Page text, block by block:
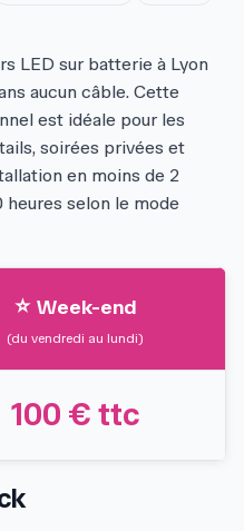
LED sur batterie à Lyon
aucun câble. Cette
est idéale pour les
soirées privées et
en moins de 2
heures selon le mode
⭐ Week-end
(du vendredi au lundi)
100 € ttc